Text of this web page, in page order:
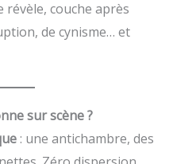
couche après
de cynisme… et
sur scène ?
: une antichambre, des